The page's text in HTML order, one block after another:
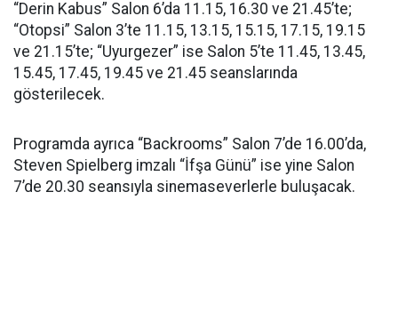
“Derin Kabus” Salon 6’da 11.15, 16.30 ve 21.45’te;
“Otopsi” Salon 3’te 11.15, 13.15, 15.15, 17.15, 19.15
ve 21.15’te; “Uyurgezer” ise Salon 5’te 11.45, 13.45,
15.45, 17.45, 19.45 ve 21.45 seanslarında
gösterilecek.
Programda ayrıca “Backrooms” Salon 7’de 16.00’da,
Steven Spielberg imzalı “İfşa Günü” ise yine Salon
7’de 20.30 seansıyla sinemaseverlerle buluşacak.